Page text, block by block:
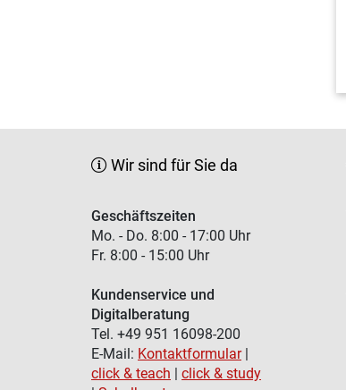
Wir sind für Sie da
Geschäftszeiten
Mo. - Do. 8:00 - 17:00 Uhr
Fr. 8:00 - 15:00 Uhr
Kundenservice und
Digitalberatung
Tel. +49 951 16098-200
E-Mail: Kontaktformular|
click & teach | click & study